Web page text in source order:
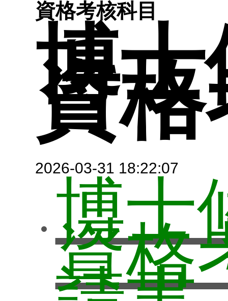
職
圖
地圖
大
師
研
生
修
規定
表單
校
參
系所
資格考核科目
博
資
2026-03-31 18:22:07
博士
資格